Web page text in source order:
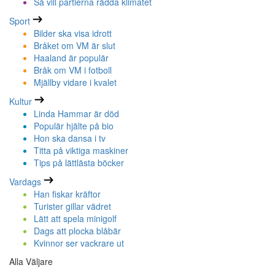
Sport
Bilder ska visa idrott
Bråket om VM är slut
Haaland är populär
Bråk om VM i fotboll
Mjällby vidare i kvalet
Kultur
Linda Hammar är död
Populär hjälte på bio
Hon ska dansa i tv
Titta på viktiga maskiner
Tips på lättlästa böcker
Vardags
Han fiskar kräftor
Turister gillar vädret
Lätt att spela minigolf
Dags att plocka blåbär
Kvinnor ser vackrare ut
Alla Väljare